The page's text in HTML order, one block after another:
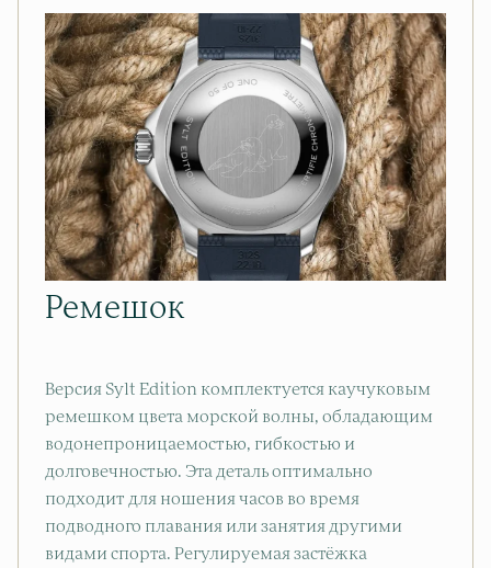
Ремешок
Версия Sylt Edition комплектуется каучуковым
ремешком цвета морской волны, обладающим
водонепроницаемостью, гибкостью и
долговечностью. Эта деталь оптимально
подходит для ношения часов во время
подводного плавания или занятия другими
видами спорта. Регулируемая застёжка